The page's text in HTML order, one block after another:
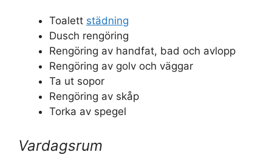
Toalett städning
Dusch rengöring
Rengöring av handfat, bad och avlopp
Rengöring av golv och väggar
Ta ut sopor
Rengöring av skåp
Torka av spegel
Vardagsrum